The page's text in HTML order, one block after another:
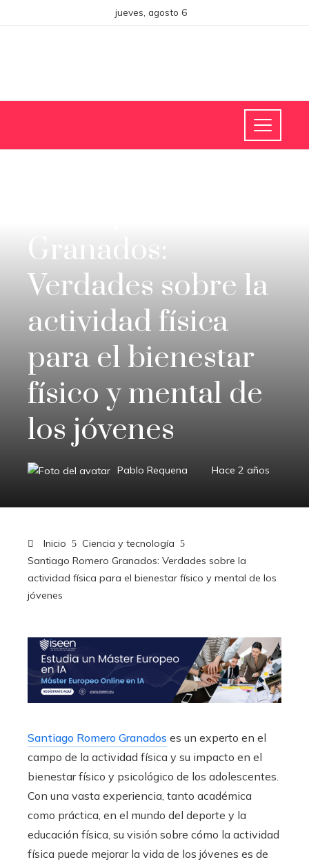
jueves, agosto 6
Granados:
Verdades sobre la
actividad física
para el bienestar
físico y mental de
los jóvenes
Pablo Requena Hace 2 años
Inicio
Ciencia y tecnología
Santiago Romero Granados: Verdades sobre la
actividad física para el bienestar físico y mental de los
jóvenes
Santiago Romero Granados es un experto en el
campo de la actividad física y su impacto en el
bienestar físico y psicológico de los adolescentes.
Con una vasta experiencia, tanto académica
como práctica, en el mundo del deporte y la
educación física, su visión sobre cómo la actividad
física puede mejorar la vida de los jóvenes es de